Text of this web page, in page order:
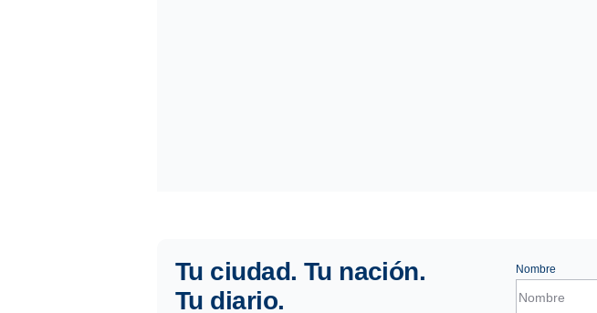
Tu ciudad. Tu nación.
Tu diario.
Nombre